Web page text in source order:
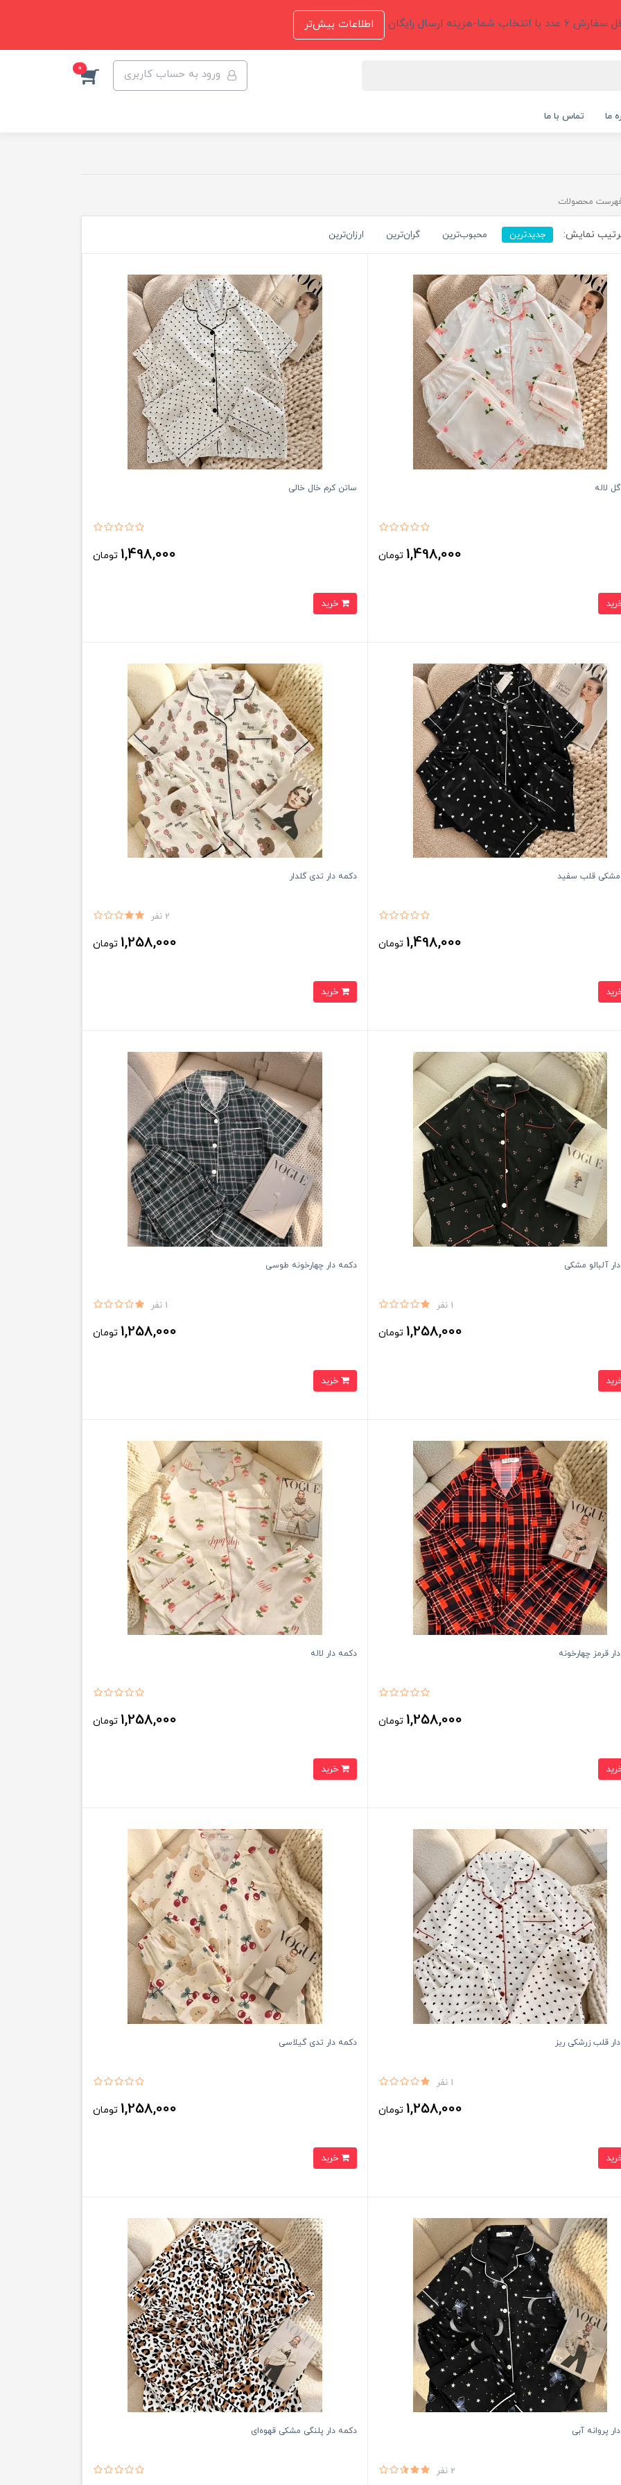
با انتخاب شما-هزینه ارسال رایگان اطلاعات بیش‌تر
ورود به حساب کاربری 0
ما تماس با ما
محصولات
نمایش: جدیدترین محبوب‌ترین گران‌ترین ارزان‌ترین
لاله
1,498,000 تومان
ساتن کرم خال خالی
1,498,000 تومان
خرید
مشکی قلب سفید
1,498,000 تومان
دکمه دار تدی گلدار
2 نفر
1,258,000 تومان
خرید
آلبالو مشکی
1 نفر
1,258,000 تومان
دکمه دار چهارخونه طوسی
1 نفر
1,258,000 تومان
خرید
قرمز چهارخونه
1,258,000 تومان
دکمه دار لاله
1,258,000 تومان
خرید
قلب زرشکی ریز
1 نفر
1,258,000 تومان
دکمه دار تدی گیلاسی
1,258,000 تومان
خرید
پروانه آبی
2 نفر
دکمه دار پلنگی مشکی قهوه‌ای